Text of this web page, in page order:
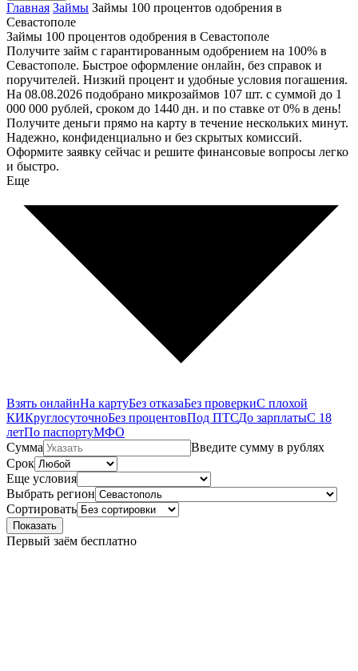
Главная Займы Займы 100 процентов одобрения в
Севастополе
Займы 100 процентов одобрения в Севастополе
Получите займ с гарантированным одобрением на 100% в
Севастополе. Быстрое оформление онлайн, без справок и
поручителей. Низкий процент и удобные условия погашения.
На 08.08.2026 подобрано микрозаймов 107 шт. с суммой до 1
000 000 рублей, сроком до 1440 дн. и по ставке от 0% в день!
Получите деньги прямо на карту в течение нескольких минут.
Надежно, конфиденциально и без скрытых комиссий.
Оформите заявку сейчас и решите финансовые вопросы легко
и быстро.
Еще
Взять онлайнНа картуБез отказаБез проверкиС плохой
КИКруглосуточноБез процентовПод ПТСДо зарплатыС 18
летПо паспортуМФО
Сумма
Введите сумму в рублях
Срок
Еще условия
Выбрать регион
Сортировать
Показать
Первый заём бесплатно